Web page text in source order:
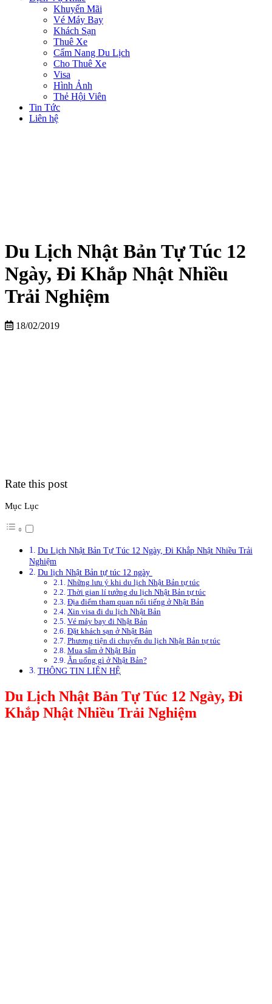
Khuyến Mãi
Vé Máy Bay
Khách Sạn
Thuê Xe
Cẩm Nang Du Lịch
Cho Thuê Xe
Visa
Hình Ảnh
Thẻ Hội Viên
Tin Tức
Liên hệ
Du Lịch Nhật Bản Tự Túc 12
Ngày, Đi Khắp Nhật Nhiều
Trải Nghiệm
18/02/2019
Rate this post
Mục Lục
Du Lịch Nhật Bản Tự Túc 12 Ngày, Đi Khắp Nhật Nhiều Trải
Nghiệm
Du lịch Nhật Bản tự túc 12 ngày
Những lưu ý khi du lịch Nhật Bản tự túc
Thời gian lí tưởng du lịch Nhật Bản tự túc
Địa điểm tham quan nổi tiếng ở Nhật Bản
Xin visa đi du lịch Nhật Bản
Vé máy bay đi Nhật Bản
Đặt khách sạn ở Nhật Bản
Phương tiện di chuyển du lịch Nhật Bản tự túc
Mua sắm ở Nhật Bản
Ăn uống gì ở Nhật Bản?
THÔNG TIN LIÊN HỆ
Du Lịch Nhật Bản Tự Túc 12 Ngày, Đi
Khắp Nhật Nhiều Trải Nghiệm